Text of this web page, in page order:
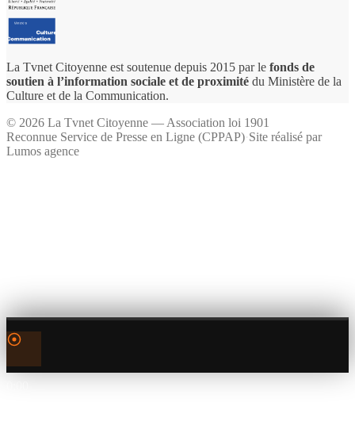
La Tvnet Citoyenne est soutenue depuis 2015 par le fonds de
soutien à l’information sociale et de proximité du Ministère de la
Culture et de la Communication.
© 2026 La Tvnet Citoyenne — Association loi 1901
Reconnue Service de Presse en Ligne (CPPAP)·Site réalisé par
Lumos agence